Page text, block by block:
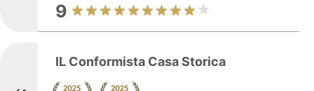
9
IL Conformista Casa Storica